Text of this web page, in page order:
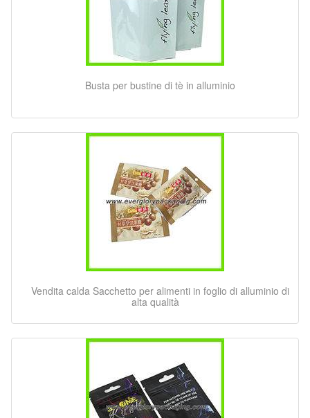
Busta per bustine di tè in alluminio
Vendita calda Sacchetto per alimenti in foglio di alluminio di
alta qualità